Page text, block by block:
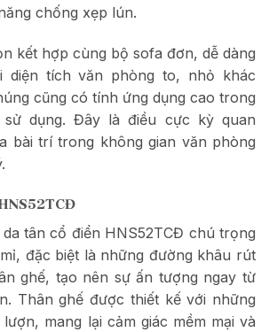
chống xẹp lún.
kết hợp cùng bộ sofa đơn, dễ dàng
diện tích văn phòng to, nhỏ khác
cũng có tính ứng dụng cao trong
dụng. Đây là điều cực kỳ quan
bài trí trong không gian văn phòng
tân cổ điển HNS52TCĐ chú trọng
đặc biệt là những đường khâu rút
ghế, tạo nên sự ấn tượng ngay từ
Thân ghế được thiết kế với những
mang lại cảm giác mềm mại và